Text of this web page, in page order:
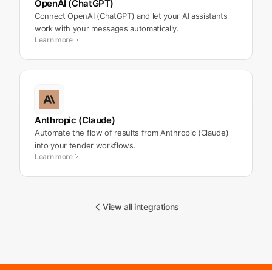
OpenAI (ChatGPT)
Connect OpenAI (ChatGPT) and let your AI assistants
work with your messages automatically.
Learn more
Anthropic (Claude)
Automate the flow of results from Anthropic (Claude)
into your tender workflows.
Learn more
View all integrations